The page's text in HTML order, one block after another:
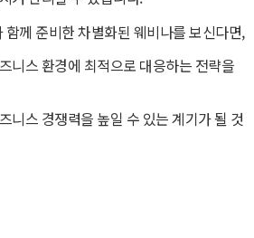
께 준비한 차별화된 웨비나를 보신다면,
니스 환경에 최적으로 대응하는 전략을
니스 경쟁력을 높일 수 있는 계기가 될 것